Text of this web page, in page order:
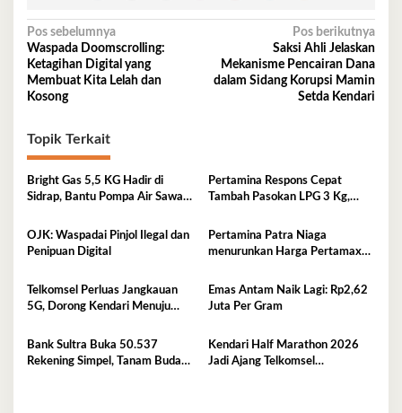
Navigasi
pos
Pos sebelumnya
Waspada Doomscrolling:
Ketagihan Digital yang
Membuat Kita Lelah dan
Kosong
Pos berikutnya
Saksi Ahli Jelaskan
Mekanisme Pencairan Dana
dalam Sidang Korupsi Mamin
Setda Kendari
Topik Terkait
Bright Gas 5,5 KG Hadir di
Sidrap, Bantu Pompa Air Sawah
Elpiji 3 Kg
Pertamina Respons Cepat
Tambah Pasokan LPG 3 Kg,
Selatan Berlangsung Kondusif
OJK: Waspadai Pinjol Ilegal dan
Penipuan Digital
Pertamina Patra Niaga
menurunkan Harga Pertamax
Telkomsel Perluas Jangkauan
5G, Dorong Kendari Menuju
Emas Antam Naik Lagi: Rp2,62
Juta Per Gram
Bank Sultra Buka 50.537
Rekening Simpel, Tanam Budaya
Kendari Half Marathon 2026
Jadi Ajang Telkomsel